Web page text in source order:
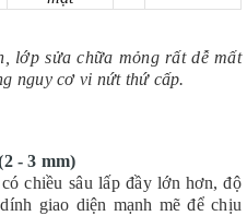
lớp sửa chữa mỏng rất dễ mất
nguy cơ vi nứt thứ cấp.
- 3 mm)
chiều sâu lấp đầy lớn hơn, độ
giao diện mạnh mẽ để chịu